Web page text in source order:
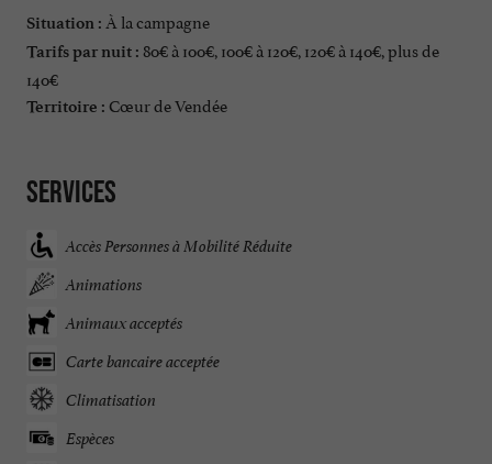
Situation : À la campagne
Tarifs par nuit : 80€ à 100€, 100€ à 120€, 120€ à 140€, plus de
140€
Territoire : Cœur de Vendée
Services
Accès Personnes à Mobilité Réduite
Animations
Animaux acceptés
Carte bancaire acceptée
Climatisation
Espèces